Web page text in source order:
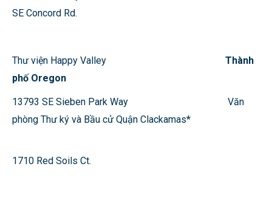
SE Concord Rd.
Thư viện Happy Valley Thành
phố Oregon
13793 SE Sieben Park Way Văn
phòng Thư ký và Bầu cử Quận Clackamas*
1710 Red Soils Ct.